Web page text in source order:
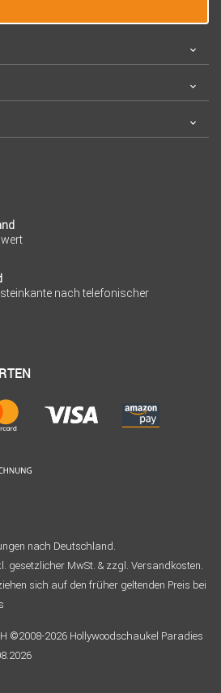
nach telefonischer
nach Deutschland.
gesetzlicher MwSt. & zzgl. Versandkosten.
sich auf den früher geltenden Preis bei
©2008-2026 Hollywoodschaukel Paradies